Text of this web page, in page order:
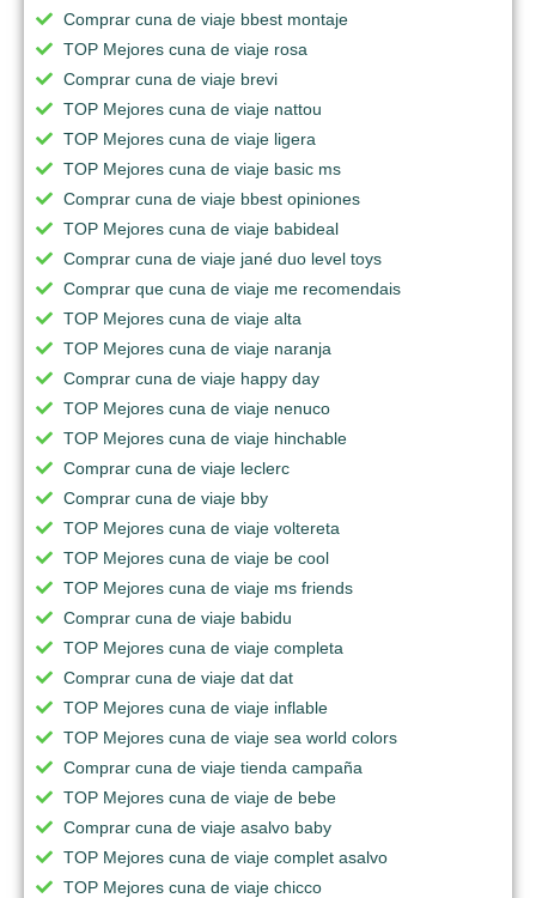
Comprar cuna de viaje bbest montaje
TOP Mejores cuna de viaje rosa
Comprar cuna de viaje brevi
TOP Mejores cuna de viaje nattou
TOP Mejores cuna de viaje ligera
TOP Mejores cuna de viaje basic ms
Comprar cuna de viaje bbest opiniones
TOP Mejores cuna de viaje babideal
Comprar cuna de viaje jané duo level toys
Comprar que cuna de viaje me recomendais
TOP Mejores cuna de viaje alta
TOP Mejores cuna de viaje naranja
Comprar cuna de viaje happy day
TOP Mejores cuna de viaje nenuco
TOP Mejores cuna de viaje hinchable
Comprar cuna de viaje leclerc
Comprar cuna de viaje bby
TOP Mejores cuna de viaje voltereta
TOP Mejores cuna de viaje be cool
TOP Mejores cuna de viaje ms friends
Comprar cuna de viaje babidu
TOP Mejores cuna de viaje completa
Comprar cuna de viaje dat dat
TOP Mejores cuna de viaje inflable
TOP Mejores cuna de viaje sea world colors
Comprar cuna de viaje tienda campaña
TOP Mejores cuna de viaje de bebe
Comprar cuna de viaje asalvo baby
TOP Mejores cuna de viaje complet asalvo
TOP Mejores cuna de viaje chicco